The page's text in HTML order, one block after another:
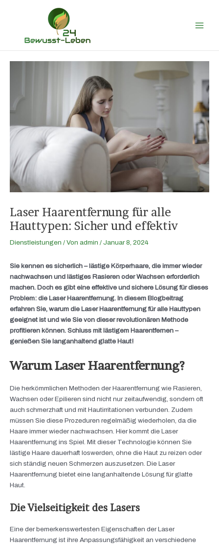
Menu
Laser Haarentfernung für alle
Hauttypen: Sicher und effektiv
Dienstleistungen / Von admin / Januar 8, 2024
Sie kennen es sicherlich – lästige Körperhaare, die immer wieder
nachwachsen und lästiges Rasieren oder Wachsen erforderlich
machen. Doch es gibt eine effektive und sichere Lösung für dieses
Problem: die Laser Haarentfernung. In diesem Blogbeitrag
erfahren Sie, warum die Laser Haarentfernung für alle Hauttypen
geeignet ist und wie Sie von dieser revolutionären Methode
profitieren können. Schluss mit lästigem Haarentfernen –
genießen Sie langanhaltend glatte Haut!
Warum Laser Haarentfernung?
Die herkömmlichen Methoden der Haarentfernung wie Rasieren,
Wachsen oder Epilieren sind nicht nur zeitaufwendig, sondern oft
auch schmerzhaft und mit Hautirritationen verbunden. Zudem
müssen Sie diese Prozeduren regelmäßig wiederholen, da die
Haare immer wieder nachwachsen. Hier kommt die Laser
Haarentfernung ins Spiel. Mit dieser Technologie können Sie
lästige Haare dauerhaft loswerden, ohne die Haut zu reizen oder
sich ständig neuen Schmerzen auszusetzen. Die Laser
Haarentfernung bietet eine langanhaltende Lösung für glatte
Haut.
Die Vielseitigkeit des Lasers
Eine der bemerkenswertesten Eigenschaften der Laser
Haarentfernung ist ihre Anpassungsfähigkeit an verschiedene